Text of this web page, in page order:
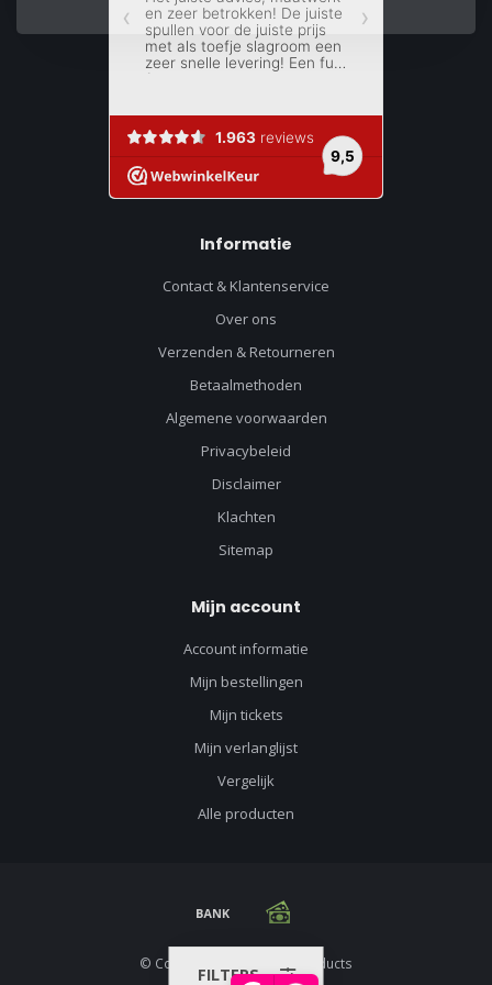
Informatie
Contact & Klantenservice
Over ons
Verzenden & Retourneren
Betaalmethoden
Algemene voorwaarden
Privacybeleid
Disclaimer
Klachten
Sitemap
Mijn account
Account informatie
Mijn bestellingen
Mijn tickets
Mijn verlanglijst
Vergelijk
Alle producten
© Copyright 2026 Racing Products
FILTERS